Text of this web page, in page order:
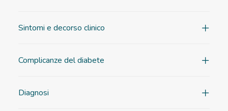
Sintomi e decorso clinico
Complicanze del diabete
Diagnosi